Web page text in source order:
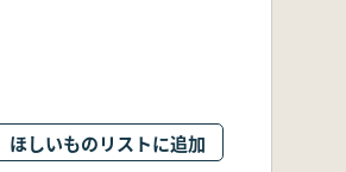
ほしいものリストに追加